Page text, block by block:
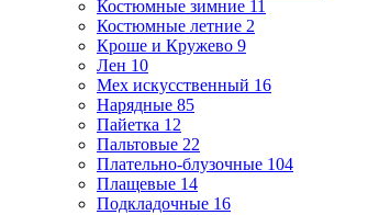
Костюмные зимние 11
Костюмные летние 2
Кроше и Кружево 9
Лен 10
Мех искусственный 16
Нарядные 85
Пайетка 12
Пальтовые 22
Плательно-блузочные 104
Плащевые 14
Подкладочные 16